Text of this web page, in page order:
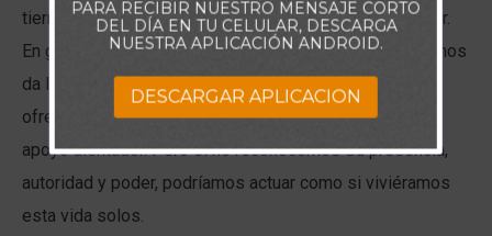
tierra, y Su papel es ser nuestro Ayudador y Consolador.
En griego, la palabra esparakletos, que sugiere que Él nos
da lo mismo que un consejero legal o un defensor
ofrecería. Él camina a nuestro lado, dándonos fuerza y
apoyo alentador. Pero si no reconocemos Su presencia,
autoridad y poder, podríamos actuar como si viviéramos
esta vida solos.
PARA RECIBIR NUESTRO MENSAJE CORTO
DEL DÍA EN TU CELULAR, DESCARGA
NUESTRA APLICACIÓN ANDROID.
DESCARGAR APLICACION